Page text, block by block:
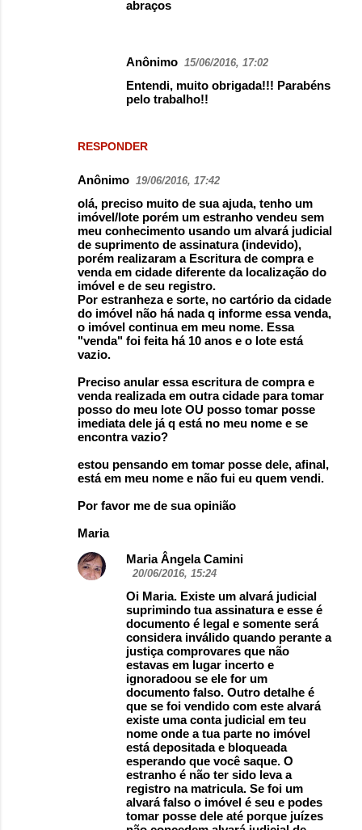
RESPONDER
abraços
Anônimo 15/06/2016, 17:02
Entendi, muito obrigada!!! Parabéns
pelo trabalho!!
Anônimo 19/06/2016, 17:42
olá, preciso muito de sua ajuda, tenho um
imóvel/lote porém um estranho vendeu sem
meu conhecimento usando um alvará judicial
de suprimento de assinatura (indevido),
porém realizaram a Escritura de compra e
venda em cidade diferente da localização do
imóvel e de seu registro.
Por estranheza e sorte, no cartório da cidade
do imóvel não há nada q informe essa venda,
o imóvel continua em meu nome. Essa
"venda" foi feita há 10 anos e o lote está
vazio.
Preciso anular essa escritura de compra e
venda realizada em outra cidade para tomar
posso do meu lote OU posso tomar posse
imediata dele já q está no meu nome e se
encontra vazio?
estou pensando em tomar posse dele, afinal,
está em meu nome e não fui eu quem vendi.
Por favor me de sua opinião
Maria
Maria Ângela Camini
20/06/2016, 15:24
Oi Maria. Existe um alvará judicial
suprimindo tua assinatura e esse é
documento é legal e somente será
considera inválido quando perante a
justiça comprovares que não
estavas em lugar incerto e
ignoradoou se ele for um
documento falso. Outro detalhe é
que se foi vendido com este alvará
existe uma conta judicial em teu
nome onde a tua parte no imóvel
está depositada e bloqueada
esperando que você saque. O
estranho é não ter sido leva a
registro na matricula. Se foi um
alvará falso o imóvel é seu e podes
tomar posse dele até porque juízes